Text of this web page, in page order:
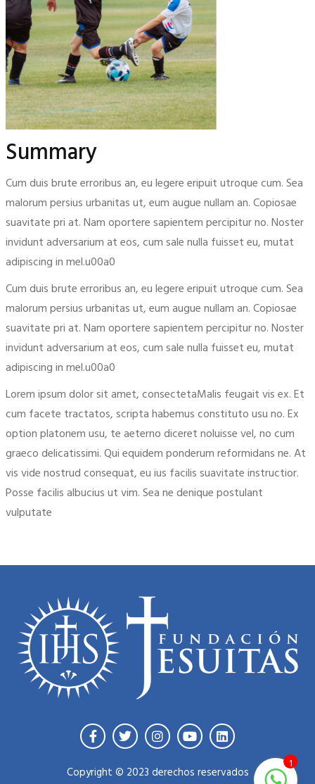
Summary
Cum duis brute erroribus an, eu legere eripuit utroque cum. Sea
malorum persius urbanitas ut, eum augue nullam an. Copiosae
suavitate pri at. Nam oportere sapientem percipitur no. Noster
invidunt adversarium at eos, cum sale nulla fuisset eu, mutat
adipiscing in mel.u00a0
Cum duis brute erroribus an, eu legere eripuit utroque cum. Sea
malorum persius urbanitas ut, eum augue nullam an. Copiosae
suavitate pri at. Nam oportere sapientem percipitur no. Noster
invidunt adversarium at eos, cum sale nulla fuisset eu, mutat
adipiscing in mel.u00a0
Lorem ipsum dolor sit amet, consectetaMalis feugait vis ex. Et
cum facete tractatos, scripta habemus constituto usu no. Ex
option platonem usu, te aeterno diceret noluisse vel, no cum
graeco delicatissimi. Qui equidem ponderum reformidans ne. At
vis vide nostrud consequat, eu ius facilis suavitate instructior.
Posse facilis albucius ut vim. Sea ne denique postulant
vulputate
Copyright © 2023 derechos reservados
1